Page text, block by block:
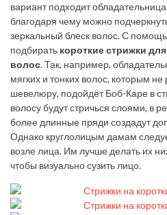
вариант подходит
благодаря чему можно
зеркальный блеск волос. С
подбирать короткие стрижки
волос. Так, например,
мягких и тонких волос, которым
шевелюру, подойдёт Боб-Каре в
волосу будут стричься слоями, в
более длинные пряди создадут
Однако круглолицым дамам
возле лица. Им лучше делать их
чтобы визуально сузить лицо.